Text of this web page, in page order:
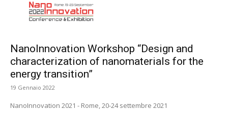
NanoInnovation Workshop “Design and
characterization of nanomaterials for the
energy transition”
19 Gennaio 2022
NanoInnovation 2021 - Rome, 20-24 settembre 2021